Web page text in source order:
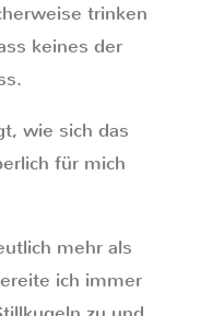
trinken
keines der
wie sich das
für mich
mehr als
ich immer